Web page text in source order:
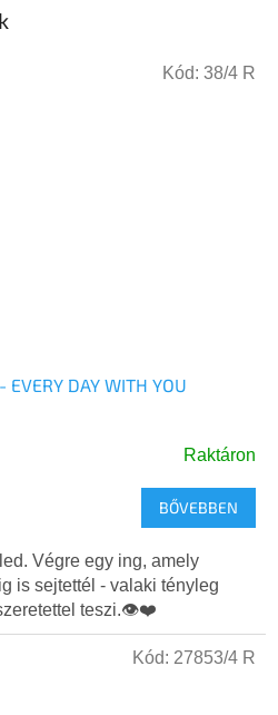
DAY WITH YOU
Raktáron
BŐVEBBEN
Végre egy ing, amely
is sejtettél - valaki tényleg
teszi.👁️❤️
Kód: 38/4 R
Kód: 27853/4 R